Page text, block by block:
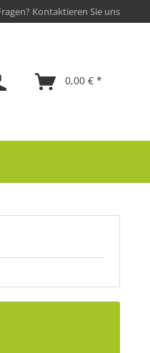
Kontaktieren Sie uns
0,00 € *